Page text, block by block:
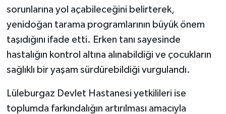
sorunlarına yol açabileceğini belirterek,
yenidoğan tarama programlarının büyük önem
taşıdığını ifade etti. Erken tanı sayesinde
hastalığın kontrol altına alınabildiği ve çocukların
sağlıklı bir yaşam sürdürebildiği vurgulandı.
Lüleburgaz Devlet Hastanesi yetkilileri ise
toplumda farkındalığın artırılması amacıyla